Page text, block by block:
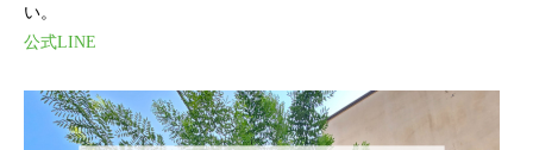
い。
公式LINE